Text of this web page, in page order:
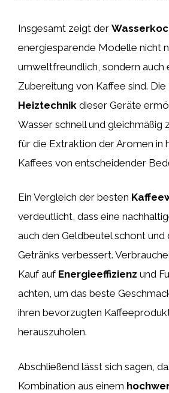
Insgesamt zeigt der
energiesparende Modelle nicht
umweltfreundlich, sondern auch
Zubereitung von Kaffee sind. Die
Heiztechnik dieser Geräte
Wasser schnell und gleichmäßig
für die Extraktion der Aromen in
Kaffees von entscheidender
Ein Vergleich der besten
verdeutlicht, dass eine
auch den Geldbeutel schont und
Getränks verbessert.
Kauf auf Energieeffizienz und
achten, um das beste
ihren bevorzugten
herauszuholen.
Abschließend lässt sich sagen,
Kombination aus einem